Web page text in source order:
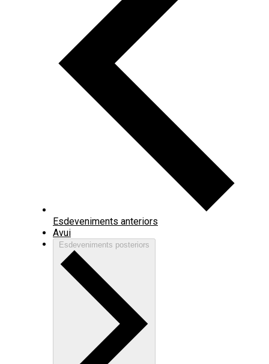
Esdeveniments anteriors
Avui
Esdeveniments posteriors